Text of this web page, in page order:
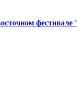
фестивале